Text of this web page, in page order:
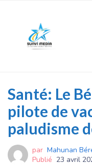
Santé: Le
pilote de
paludisme
par Mahunan
Publié 23 avril